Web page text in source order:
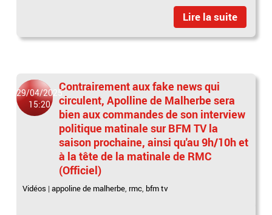
Lire la suite
29/04/2025
15:20
Contrairement aux fake news qui
circulent, Apolline de Malherbe sera
bien aux commandes de son interview
politique matinale sur BFM TV la
saison prochaine, ainsi qu'au 9h/10h et
à la tête de la matinale de RMC
(Officiel)
Vidéos |appoline de malherbe, rmc, bfm tv